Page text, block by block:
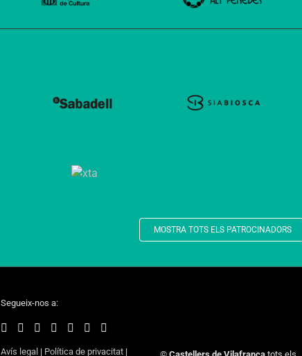
MOSTRA TOTS ELS PATROCINADORS
Segueix-nos a:
Avís legal | Política de privacitat |